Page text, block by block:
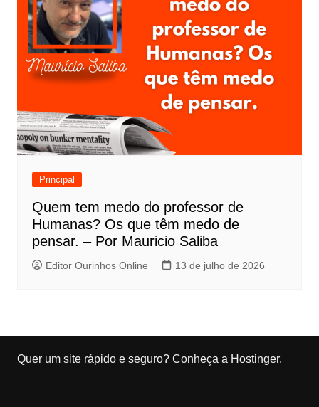
Principal
Quem tem medo do professor de
Humanas? Os que têm medo de
pensar. – Por Mauricio Saliba
Editor Ourinhos Online 13 de julho de 2026
Quer um site rápido e seguro? Conheça a Hostinger.